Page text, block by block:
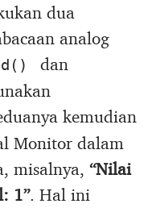
dua
analog
dan
kemudian
Monitor dalam
misalnya, “Nilai
1”. Hal ini